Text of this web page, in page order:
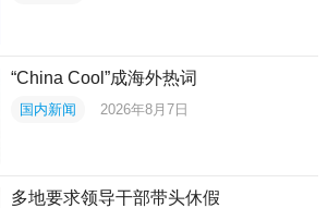
“China Cool”成海外热词
国内新闻 2026年8月7日
多地要求领导干部带头休假